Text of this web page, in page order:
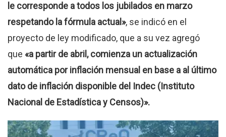
le corresponde a todos los jubilados en marzo
respetando la fórmula actual», se indicó en el
proyecto de ley modificado, que a su vez agregó
que «a partir de abril, comienza un actualización
automática por inflación mensual en base a al último
dato de inflación disponible del Indec (Instituto
Nacional de Estadística y Censos)».